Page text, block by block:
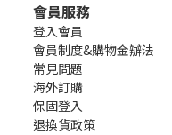
會員服務
登入會員
會員制度&購物金辦法
常見問題
海外訂購
保固登入
退換貨政策